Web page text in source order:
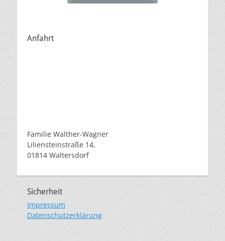
Anfahrt
Familie Walther-Wagner
Liliensteinstraße 14,
01814 Waltersdorf
Sicherheit
Impressum
Datenschutzerklärung